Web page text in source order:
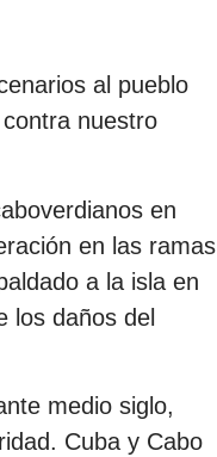
al pueblo
nuestro
en
en las ramas
a la isla en
los daños del
medio siglo,
Cuba y Cabo